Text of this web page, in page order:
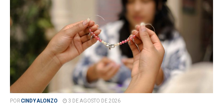
PORCINDY ALONZO 3 DE AGOSTO DE 2026